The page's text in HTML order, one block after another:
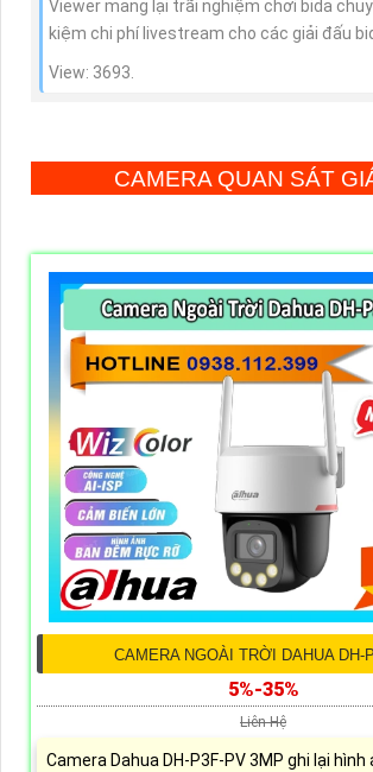
Viewer mang lại trãi nghiệm chơi bida
kiệm chi phí livestream cho các giải đấu
View: 3693.
CAMERA QUAN SÁT
CAMERA NGOÀI TRỜI DAHUA DH-
5%-35%
Liên Hệ
Camera Dahua DH-P3F-PV 3MP ghi lại hình